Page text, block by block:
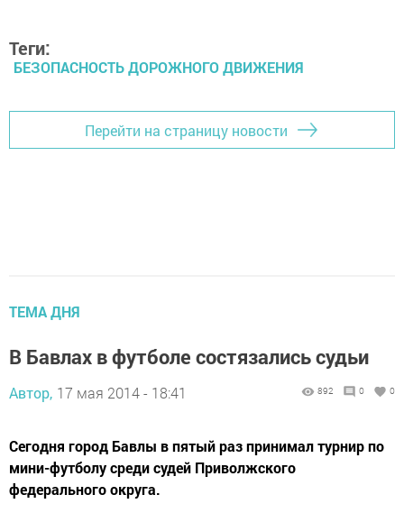
Теги:
БЕЗОПАСНОСТЬ ДОРОЖНОГО ДВИЖЕНИЯ
Перейти на страницу новости
ТЕМА ДНЯ
В Бавлах в футболе состязались судьи
Автор, 17 мая 2014 - 18:41 892 0 0
Сегодня город Бавлы в пятый раз принимал турнир по
мини-футболу среди судей Приволжского
федерального округа.